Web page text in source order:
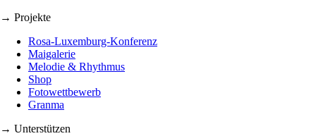
→ Projekte
Rosa-Luxemburg-Konferenz
Maigalerie
Melodie & Rhythmus
Shop
Fotowettbewerb
Granma
→ Unterstützen